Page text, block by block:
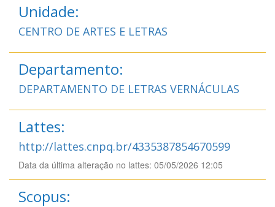
Unidade:
CENTRO DE ARTES E LETRAS
Departamento:
DEPARTAMENTO DE LETRAS VERNÁCULAS
Lattes:
http://lattes.cnpq.br/4335387854670599
Data da última alteração no lattes: 05/05/2026 12:05
Scopus: